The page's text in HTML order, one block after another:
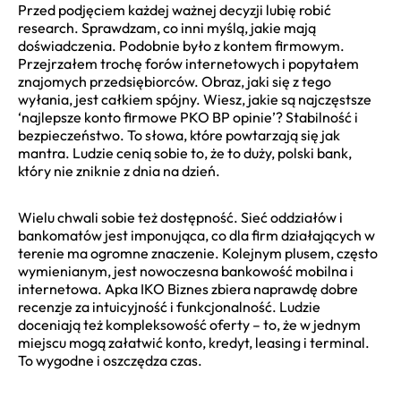
Przed podjęciem każdej ważnej decyzji lubię robić
research. Sprawdzam, co inni myślą, jakie mają
doświadczenia. Podobnie było z kontem firmowym.
Przejrzałem trochę forów internetowych i popytałem
znajomych przedsiębiorców. Obraz, jaki się z tego
wyłania, jest całkiem spójny. Wiesz, jakie są najczęstsze
‘najlepsze konto firmowe PKO BP opinie’? Stabilność i
bezpieczeństwo. To słowa, które powtarzają się jak
mantra. Ludzie cenią sobie to, że to duży, polski bank,
który nie zniknie z dnia na dzień.
Wielu chwali sobie też dostępność. Sieć oddziałów i
bankomatów jest imponująca, co dla firm działających w
terenie ma ogromne znaczenie. Kolejnym plusem, często
wymienianym, jest nowoczesna bankowość mobilna i
internetowa. Apka IKO Biznes zbiera naprawdę dobre
recenzje za intuicyjność i funkcjonalność. Ludzie
doceniają też kompleksowość oferty – to, że w jednym
miejscu mogą załatwić konto, kredyt, leasing i terminal.
To wygodne i oszczędza czas.